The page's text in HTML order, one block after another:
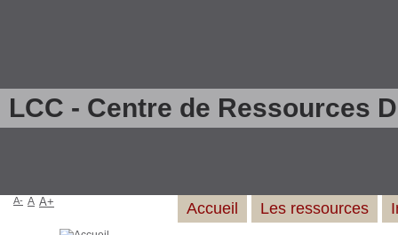
LCC - Centre de Ressources
Accueil Les ressources
A- A A+